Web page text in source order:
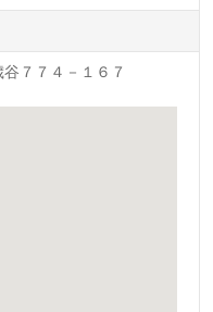
７７４－１６７